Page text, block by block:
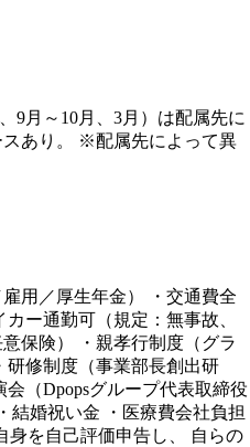
9月～10月、3月）は配属先に
スあり。 ※配属先によって異
用／厚生年金） ・交通費全
ー通勤可（規定：無事故、
保険） ・親孝行制度（グラ
研修制度（事業部長創出研
（Dpopsグループ代表取締役
結婚祝い金 ・医療費会社負担
身を自己評価申告し、 自らの